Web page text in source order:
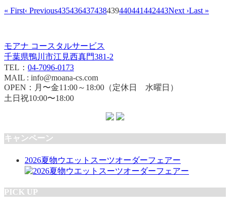
« First‹ Previous435436437438439440441442443Next ›Last »
モアナ コースタルサービス
千葉県鴨川市江見西真門381-2
TEL： 04-7096-0173
MAIL : info@moana-cs.com
OPEN：月〜金11:00～18:00（定休日 水曜日）
土日祝10:00〜18:00
キャンペーン
2026夏物ウエットスーツオーダーフェアー
PICK UP